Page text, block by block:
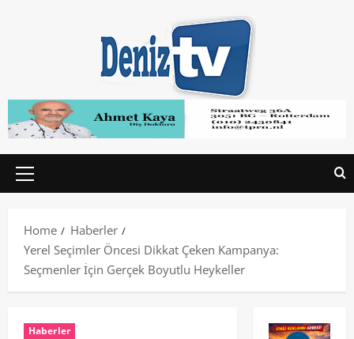
Home
Haberler
Yerel Seçimler Öncesi Dikkat Çeken Kampanya:
Seçmenler İçin Gerçek Boyutlu Heykeller
Haberler